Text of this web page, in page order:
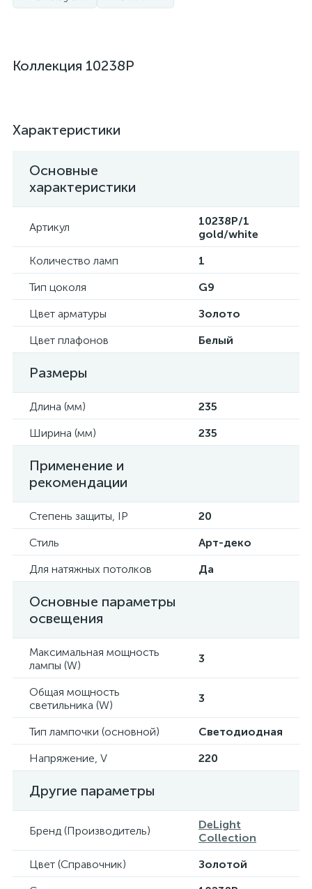
Коллекция 10238P
Характеристики
Основные
характеристики
Артикул
10238P/1
gold/white
Количество ламп
1
Тип цоколя
G9
Цвет арматуры
Золото
Цвет плафонов
Белый
Размеры
Длина (мм)
235
Ширина (мм)
235
Применение и
рекомендации
Степень защиты, IP
20
Стиль
Арт-деко
Для натяжных потолков
Да
Основные параметры
освещения
Максимальная мощность
лампы (W)
3
Общая мощность
светильника (W)
3
Тип лампочки (основной)
Светодиодная
Напряжение, V
220
Другие параметры
Бренд (Производитель)
DeLight
Collection
Цвет (Справочник)
Золотой